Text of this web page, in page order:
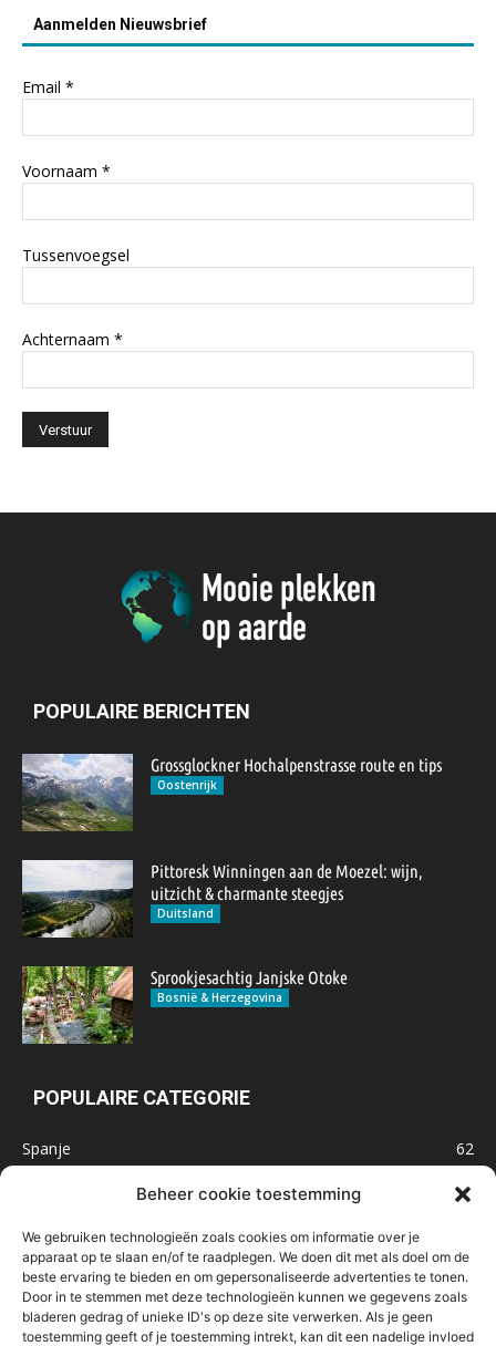
Beheer cookie toestemming
We gebruiken technologieën zoals cookies om informatie over je
apparaat op te slaan en/of te raadplegen. We doen dit met als doel om de
beste ervaring te bieden en om gepersonaliseerde advertenties te tonen.
Door in te stemmen met deze technologieën kunnen we gegevens zoals
bladeren gedrag of unieke ID's op deze site verwerken. Als je geen
toestemming geeft of je toestemming intrekt, kan dit een nadelige invloed
Aanmelden Nieuwsbrief
Email *
Voornaam *
Tussenvoegsel
Achternaam *
POPULAIRE BERICHTEN
Grossglockner Hochalpenstrasse route en tips
Oostenrijk
Pittoresk Winningen aan de Moezel: wijn,
uitzicht & charmante steegjes
Duitsland
Sprookjesachtig Janjske Otoke
Bosnië & Herzegovina
POPULAIRE CATEGORIE
Spanje
62
47
Marokko
32
IJsland
32
Malta